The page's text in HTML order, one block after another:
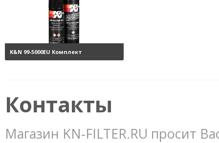
K&N 99-5000EU Комплект
Контакты
Магазин KN-FILTER.RU просит